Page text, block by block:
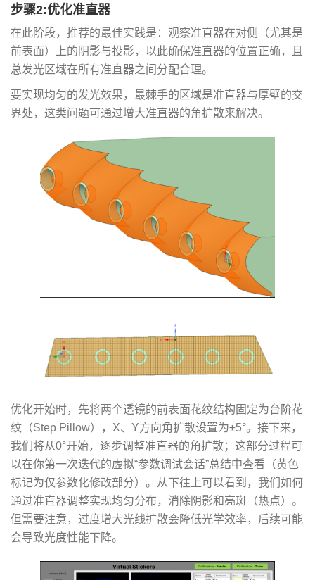
步骤2:优化准直器
在此阶段，推荐的最佳实践是：观察准直器在对侧（尤其是
前表面）上的阴影与投影，以此确保准直器的位置正确，且
总发光区域在所有准直器之间分配合理。
要实现均匀的发光效果，最棘手的区域是准直器与厚壁的交
界处，这类问题可通过增大准直器的角扩散来解决。
优化开始时，先将两个透镜的前表面花纹结构固定为台阶花
纹（Step Pillow），X、Y方向角扩散设置为±5°。接下来，
我们将从0°开始，逐步调整准直器的角扩散；这部分过程可
以在你第一次迭代的虚拟“参数调试会话”总结中查看（黄色
标记为仅参数化修改部分）。从下往上可以看到，我们如何
通过准直器调整实现均匀分布，消除阴影和亮斑（热点）。
但需要注意，过度增大光线扩散会降低光学效率，后续可能
会导致光度性能下降。